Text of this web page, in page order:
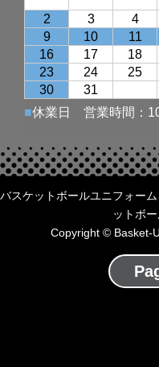
バスケットボールユニフォー
ットボ
Copyright © Basket-